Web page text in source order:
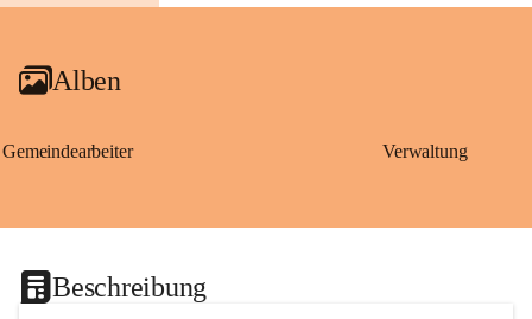
Alben
Gemeindearbeiter Verwaltung
Beschreibung